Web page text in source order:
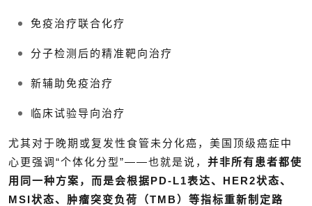
免疫治疗联合化疗
分子检测后的精准靶向治疗
新辅助免疫治疗
临床试验导向治疗
尤其对于晚期或复发性食管未分化癌，美国顶级癌症中
心更强调“个体化分型”——也就是说， 并非所有患者都使
用同一种方案，而是会根据PD-L1表达、HER2状态、
MSI状态、肿瘤突变负荷（TMB）等指标重新制定路